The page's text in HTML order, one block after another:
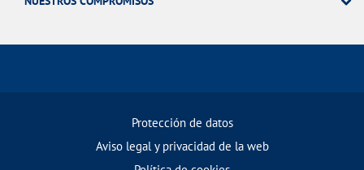
Protección de datos
Aviso legal y privacidad de la web